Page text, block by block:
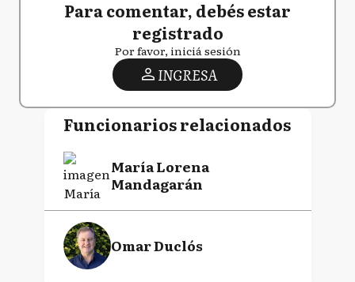
Para comentar, debés estar
registrado
Por favor, iniciá sesión
INGRESA
Funcionarios relacionados
María Lorena
Mandagarán
Omar Duclós